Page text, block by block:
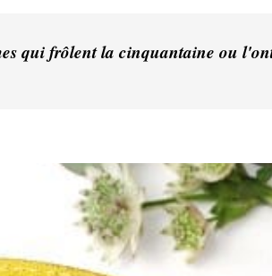
qui frôlent la cinquantaine ou